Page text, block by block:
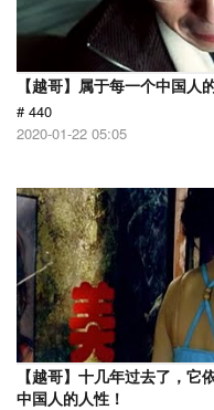
【越哥】属于每一个中国人
# 440
2020-01-22 05:05
【越哥】十几年过去了，
中国人的人性！